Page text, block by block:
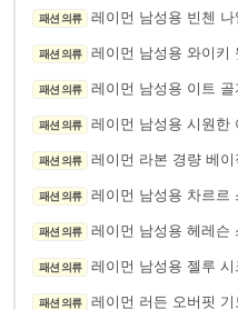
패션 의류 레이먼 남성용 빈첸
패션 의류 레이먼 남성용 와이키
패션 의류 레이먼 남성용 이트 골
패션 의류 레이먼 남성용 시원한
패션 의류 레이먼 라본 경량 베이
패션 의류 레이먼 남성용 차르르
패션 의류 레이먼 남성용 헤레슨
패션 의류 레이먼 남성용 젤루
패션 의류 레이먼 러든 오버핏 기